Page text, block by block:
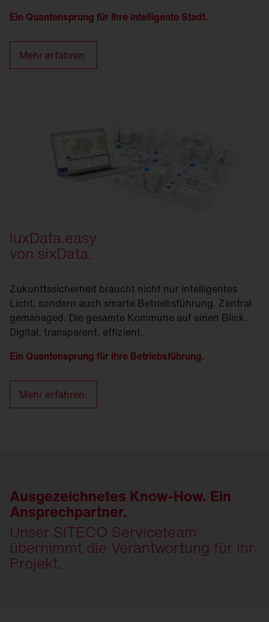
Ein Quantensprung für Ihre intelligente Stadt.
Mehr erfahren.
luxData.easy
von sixData.
Zukunftssicherheit braucht nicht nur intelligentes
Licht, sondern auch smarte Betriebsführung. Zentral
gemanaged. Die gesamte Kommune auf einen Blick.
Digital, transparent, effizient.
Ein Quantensprung für Ihre Betriebsführung.
Mehr erfahren.
Ausgezeichnetes Know-How. Ein
Ansprechpartner.
Unser SITECO Serviceteam
übernimmt die Verantwortung für Ihr
Projekt.